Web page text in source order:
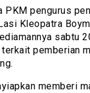
PKM pengurus
Kleopatra
sabtu
pemberian
memberi